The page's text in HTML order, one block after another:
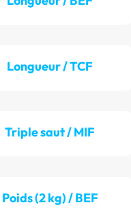
Longueur / TCF
Triple saut / MIF
Poids (2 kg) / BEF